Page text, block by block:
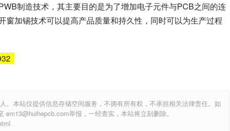
制造技术，其主要目的是为了增加电子元件与PCB之间的连
加锡技术可以提高产品质量和持久性，同时可以为生产过程
。本站仅提供信息存储空间服务，不拥有所有权，不承担相关法律责任。如
举报，一经查实，本站将立刻删除。